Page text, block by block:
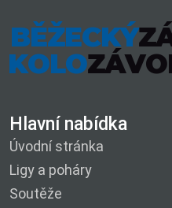
Hlavní nabídka
Úvodní stránka
Ligy a poháry
Soutěže